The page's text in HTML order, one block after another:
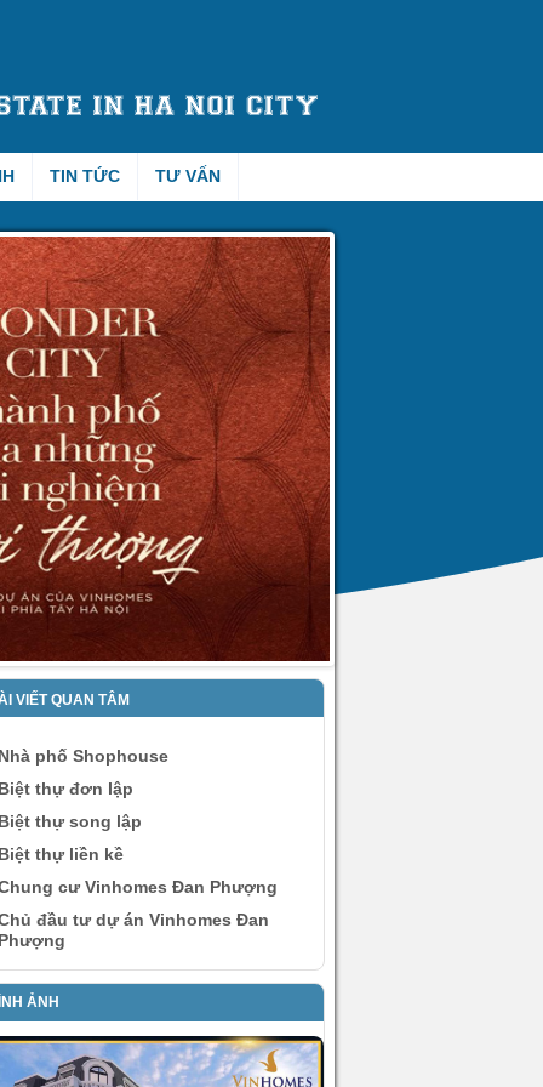
TIN TỨC TƯ VẤN
VIẾT QUAN TÂM
phố Shophouse
thự đơn lập
thự song lập
thự liền kề
cư Vinhomes Đan Phượng
đầu tư dự án Vinhomes Đan
ẢNH